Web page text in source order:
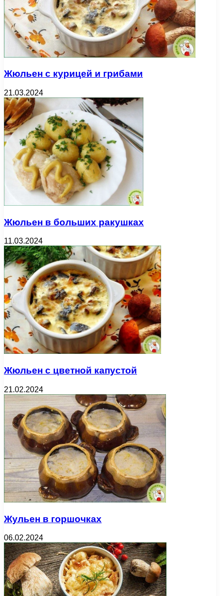
Жюльен с курицей и грибами
21.03.2024
Жюльен в больших ракушках
11.03.2024
Жюльен с цветной капустой
21.02.2024
Жульен в горшочках
06.02.2024